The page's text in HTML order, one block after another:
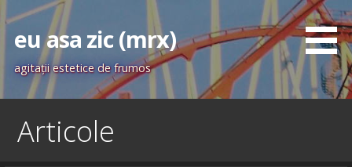
to
content
eu asa zic (mrx)
agitaţii estetice de frumos
Articole